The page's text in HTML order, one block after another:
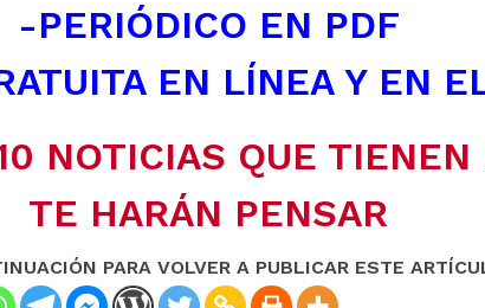
-PERIÓDICO EN PDF
EN LÍNEA Y EN
NOTICIAS QUE TIENEN
TE HARÁN PENSAR
PARA VOLVER A PUBLICAR ESTE